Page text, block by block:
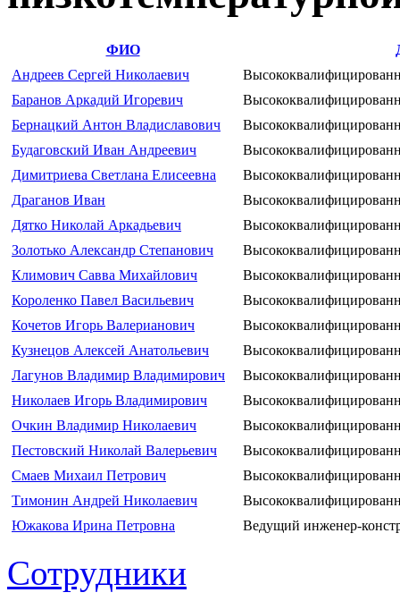
ФИО
Андреев Сергей Николаевич
Баранов Аркадий Игоревич
Бернацкий Антон Владиславович
Будаговский Иван Андреевич
Димитриева Светлана Елисеевна
Драганов Иван
Дятко Николай Аркадьевич
Золотько Александр Степанович
Климович Савва Михайлович
Короленко Павел Васильевич
Кочетов Игорь Валерианович
Кузнецов Алексей Анатольевич
Лагунов Владимир Владимирович
Николаев Игорь Владимирович
Очкин Владимир Николаевич
Пестовский Николай Валерьевич
Смаев Михаил Петрович
Тимонин Андрей Николаевич
Южакова Ирина Петровна
Ведущий инженер-
Сотрудники